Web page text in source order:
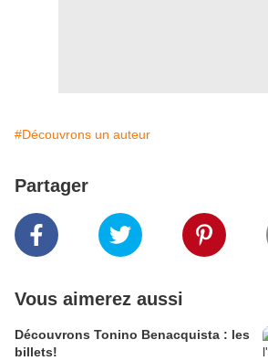
#Découvrons un auteur
Partager
Vous aimerez aussi
Découvrons Tonino Benacquista : les
billets!